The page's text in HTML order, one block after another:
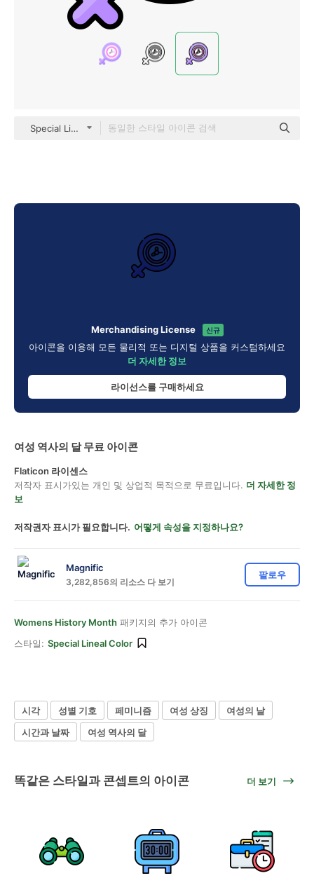
Special Lineal color
Merchandising License 신규
아이콘을 이용해 모든 물리적 또는 디지털 상품을 커스텀하세요
더 자세한 정보
라이선스를 구매하세요
여성 역사의 달 무료 아이콘
Flaticon 라이센스
저작자 표시가있는 개인 및 상업적 목적으로 무료입니다. 더 자세한 정
보
저작권자 표시가 필요합니다. 어떻게 속성을 지정하나요?
Magnific
3,282,856의 리소스 다 보기
팔로우
Womens History Month 패키지의 추가 아이콘
스타일: Special Lineal Color
시각 성별 기호 페미니즘 여성 상징
여성의 날
시간과 날짜
여성 역사의 달
똑같은 스타일과 콘셉트의 아이콘 더 보기